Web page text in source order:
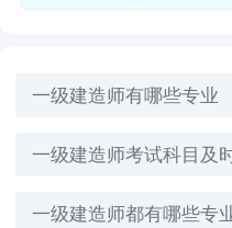
一级建造师有哪些专业
一级建造师考试科目及
一级建造师都有哪些专